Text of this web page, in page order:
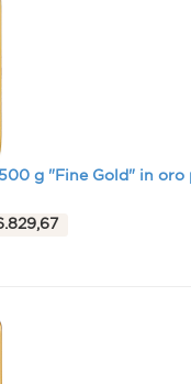
g "Fine Gold" in oro